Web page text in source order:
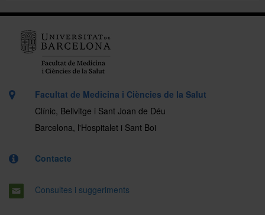
Facultat de Medicina i Ciències de la Salut
Clínic, Bellvitge i Sant Joan de Déu
Barcelona, l'Hospitalet i Sant Boi
Contacte
Consultes i suggeriments